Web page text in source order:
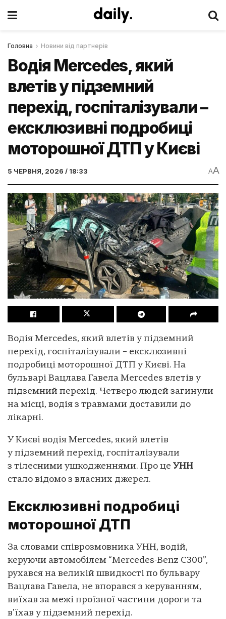
Головна Новини від партнерів
Водія Mercedes, який
влетів у підземний
перехід, госпіталізували –
ексклюзивні подробиці
моторошної ДТП у Києві
5 ЧЕРВНЯ, 2026 / 18:33 AA
Водія Mercedes, який влетів у підземний
перехід, госпіталізували – ексклюзивні
подробиці моторошної ДТП у Києві. На
бульварі Вацлава Гавела Mercedes влетів у
підземний перехід. Четверо людей загинули
на місці, водія з травмами доставили до
лікарні.
У Києві водія Mercedes, який влетів
у підземний перехід, госпіталізували
з тілесними ушкодженнями. Про це УНН
стало відомо з власних джерел.
Ексклюзивні подробиці
моторошної ДТП
За словами співрозмовника УНН, водій,
керуючи автомобілем “Mercedes-Benz C300”,
рухався на великій швидкості по бульвару
Вацлава Гавела, не впорався з керуванням,
виїхав за межі проїзної частини дороги та
вʼїхав у підземний перехід.